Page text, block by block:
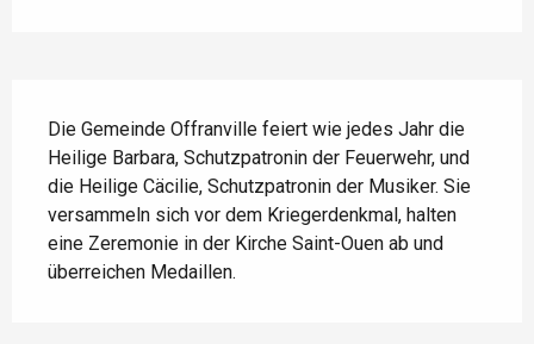
Die Gemeinde Offranville feiert wie jedes Jahr die
Heilige Barbara, Schutzpatronin der Feuerwehr, und
die Heilige Cäcilie, Schutzpatronin der Musiker. Sie
versammeln sich vor dem Kriegerdenkmal, halten
eine Zeremonie in der Kirche Saint-Ouen ab und
überreichen Medaillen.